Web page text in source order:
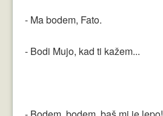
- Ma bodem, Fato.
- Bodi Mujo, kad ti kažem...